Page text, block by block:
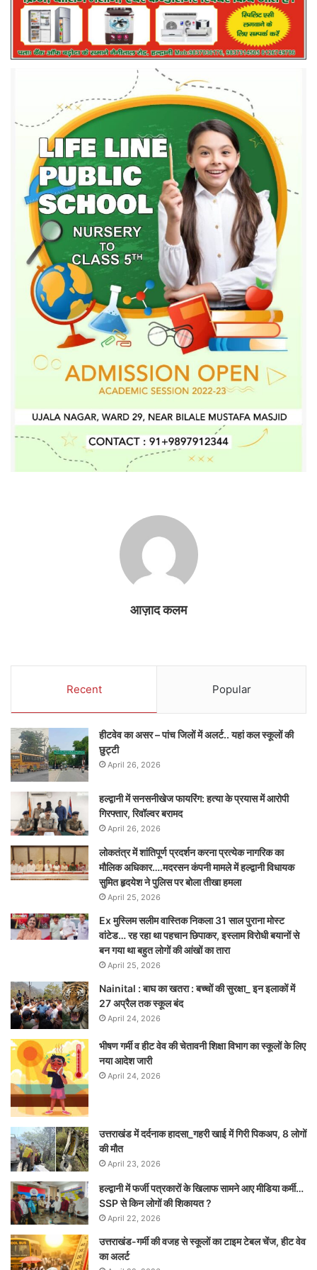
आज़ाद कलम
Recent Popular
हीटवेव का असर – पांच जिलों में अलर्ट.. यहां कल स्कूलों की
छुट्टी
April 26, 2026
हल्द्वानी में सनसनीखेज फायरिंग: हत्या के प्रयास में आरोपी
गिरफ्तार, रिवॉल्वर बरामद
April 26, 2026
लोकतंत्र में शांतिपूर्ण प्रदर्शन करना प्रत्येक नागरिक का
मौलिक अधिकार….मदरसन कंपनी मामले में हल्द्वानी विधायक
सुमित हृदयेश ने पुलिस पर बोला तीखा हमला
April 25, 2026
Ex मुस्लिम सलीम वास्तिक निकला 31 साल पुराना मोस्ट
वांटेड… रह रहा था पहचान छिपाकर, इस्लाम विरोधी बयानों से
बन गया था बहुत लोगों की आंखों का तारा
April 25, 2026
Nainital : बाघ का खतरा : बच्चों की सुरक्षा_ इन इलाकों में
27 अप्रैल तक स्कूल बंद
April 24, 2026
भीषण गर्मी व हीट वेव की चेतावनी शिक्षा विभाग का स्कूलों के लिए
नया आदेश जारी
April 24, 2026
उत्तराखंड में दर्दनाक हादसा_गहरी खाई में गिरी पिकअप, 8 लोगों
की मौत
April 23, 2026
हल्द्वानी में फर्जी पत्रकारों के खिलाफ सामने आए मीडिया कर्मी…
SSP से किन लोगों की शिकायत ?
April 22, 2026
उत्तराखंड-गर्मी की वजह से स्कूलों का टाइम टेबल चेंज, हीट वेव
का अलर्ट